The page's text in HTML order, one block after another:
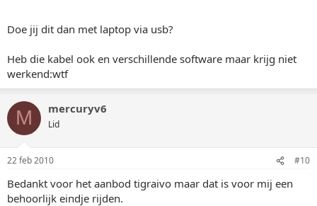
Doe jij dit dan met laptop via usb?
Heb die kabel ook en verschillende software maar krijg niet
werkend:wtf
M mercuryv6
Lid
22 feb 2010 #10
Bedankt voor het aanbod tigraivo maar dat is voor mij een
behoorlijk eindje rijden.